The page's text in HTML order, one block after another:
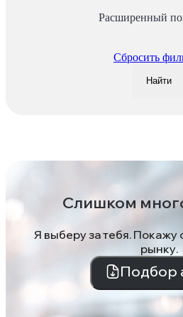
Расширенный
Сбросить
Найти
Слишком
Я выберу за тебя.
рынку.
Подбор